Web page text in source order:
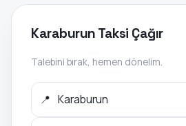
Karaburun Taksi Çağır
Talebini bırak, hemen dönelim.
📍